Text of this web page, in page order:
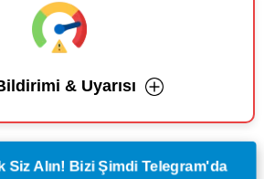
& Uyarısı
Siz Alın! Bizi Şimdi Telegram'da